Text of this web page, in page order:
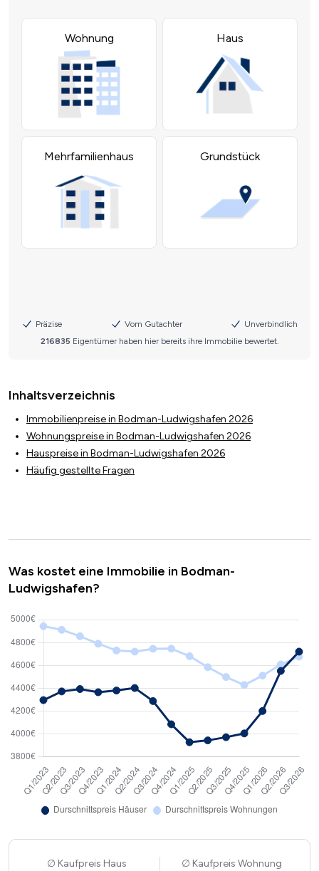
Inhaltsverzeichnis
Immobilienpreise in Bodman-Ludwigshafen 2026
Wohnungspreise in Bodman-Ludwigshafen 2026
Hauspreise in Bodman-Ludwigshafen 2026
Häufig gestellte Fragen
Was kostet eine Immobilie in Bodman-
Ludwigshafen?
Kaufpreis Haus
Kaufpreis Wohnung